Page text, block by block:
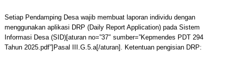
Setiap Pendamping Desa wajib membuat laporan individu dengan
menggunakan aplikasi DRP (Daily Report Application) pada Sistem
Informasi Desa (SID)[aturan no=”37″ sumber=”Kepmendes PDT 294
Tahun 2025.pdf”]Pasal III.G.5.a[/aturan]. Ketentuan pengisian DRP: